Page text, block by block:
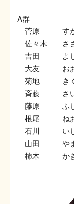
A群
菅原 すが
佐々木 さ
吉田 よ
大友 おお
菊地 き
斉藤 さい
藤原 ふじ
根尾 ね
石川 いし
山田 や
柿木 か